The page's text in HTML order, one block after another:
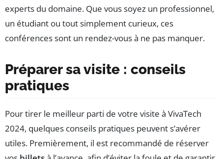
experts du domaine. Que vous soyez un professionnel,
un étudiant ou tout simplement curieux, ces
conférences sont un rendez-vous à ne pas manquer.
Préparer sa visite : conseils
pratiques
Pour tirer le meilleur parti de votre visite à VivaTech
2024, quelques conseils pratiques peuvent s’avérer
utiles. Premièrement, il est recommandé de réserver